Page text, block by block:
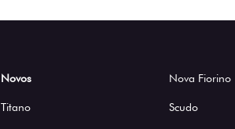
Novos
Titano
Nova Fiorino
Scudo